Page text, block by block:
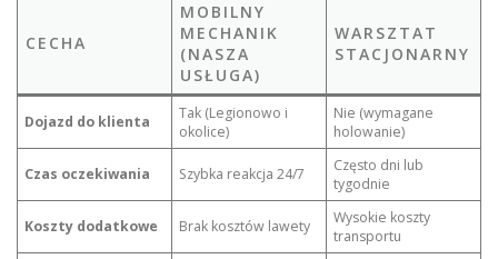
CECHA
MOBILNY
MECHANIK
(NASZA
USŁUGA)
WARSZTAT
STACJONARNY
Dojazd do klienta
Tak (Legionowo i
okolice)
Nie (wymagane
holowanie)
Czas oczekiwania Szybka reakcja 24/7
Często dni lub
tygodnie
Koszty dodatkowe Brak kosztów lawety
Wysokie koszty
transportu